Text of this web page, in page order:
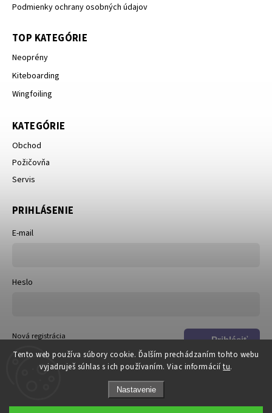
Tento web používa súbory cookie. Ďalším prechádzaním tohto webu
vyjadruješ súhlas s ich používaním. Viac informáciítu.
Nastavenie
Podmienky ochrany osobných údajov
TOP KATEGÓRIE
Neoprény
Kiteboarding
Wingfoiling
KATEGÓRIE
Obchod
Požičovňa
Servis
PRIHLÁSENIE
E-mail
Heslo
Prihlásiť
sa
Nová registrácia
Zabudnuté heslo